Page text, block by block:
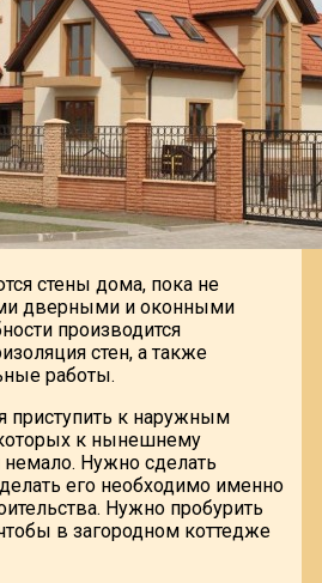
стены дома, пока не
дверными и оконными
производится
стен, а также
работы.
приступить к наружным
к нынешнему
немало. Нужно сделать
его необходимо именно
Нужно пробурить
в загородном коттедже